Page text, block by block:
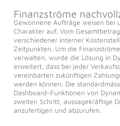
Finanzströme
Gewonnene Aufträge weisen bei
Charakter auf. Vom
verschiedener interner
Zeitpunkten. Um die
verwalten, wurde die Lösung in
erweitert, dass bei jeder
vereinbarten zukünftigen
werden können. Die
Dashboard-Funktionen von
zweiten Schritt, aussagekräftige
anzufertigen und abzurufen.